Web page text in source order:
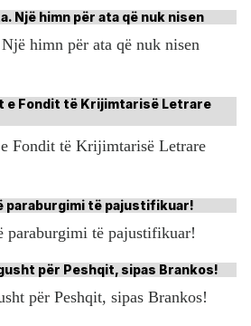
himn për ata që nuk nisen
Fondit të Krijimtarisë Letrare
të pajustifikuar!
për Peshqit, sipas Brankos!